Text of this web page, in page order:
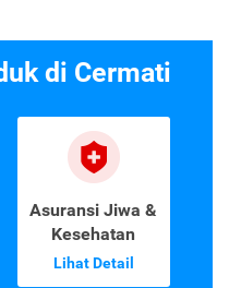
di Cermati
Asuransi Jiwa &
Kesehatan
Lihat Detail